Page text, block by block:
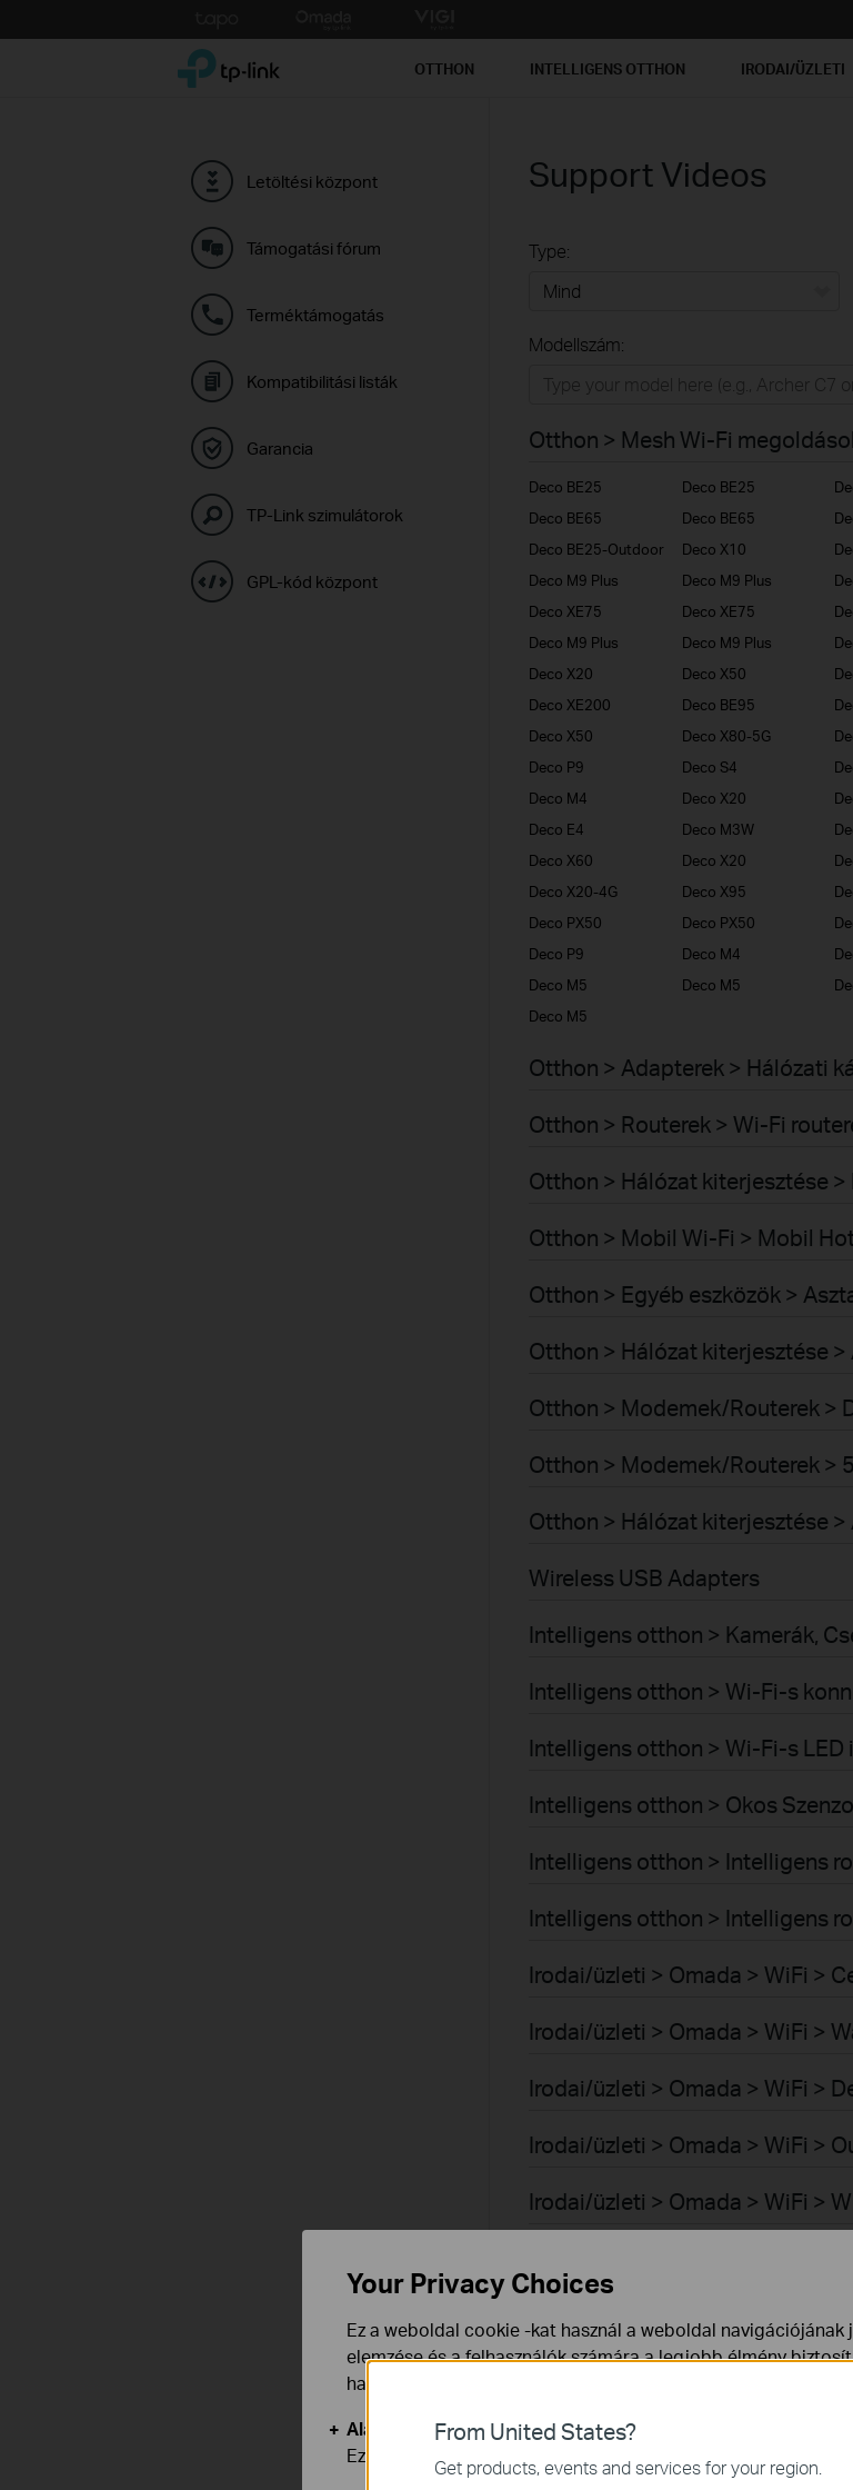
to
TP-Link, Reliably Smart OTTHON INTELLIGENS OTTHON IRODAI/ÜZLETI
Letöltési központ
Támogatási fórum
Terméktámogatás
Kompatibilitási listák
Garancia
TP-Link szimulátorok
GPL-kód központ
Support Videos
Type:
Irodai/üzleti
Szolgáltatóknak
Modellszám:
Otthon > Mesh Wi-Fi
Deco BE25 Deco BE25
Deco BE65
Deco BE65
Deco BE25-Outdoor
Deco X10
Deco M9 Plus
Deco M9 Plus
Deco XE75
Deco XE75
Deco M9 Plus
Deco M9 Plus
Deco X20
Deco X50
Deco XE200
Deco BE95
Deco X50
Deco X80-5G
Deco P9
Deco S4
Deco M4
Deco X20
Deco E4
Deco M3W
Deco X60
Deco X20
Deco X20-4G
Deco X95
Deco PX50
Deco PX50
Deco P9
Deco M4
Deco M5
Deco M5
Deco M5
Otthon > Adapterek > Hálózati
Otthon > Routerek > Wi-Fi
Otthon > Hálózat kiterjesztése
Otthon > Mobil Wi-Fi > Mobil
Otthon > Egyéb eszközök >
Otthon > Hálózat kiterjesztése
Otthon > Modemek/Routerek >
Otthon > Modemek/Routerek >
Otthon > Hálózat kiterjesztése
Wireless USB Adapters
Intelligens otthon > Kamerák,
Intelligens otthon > Wi-Fi-s
Intelligens otthon > Wi-Fi-s LED
Intelligens otthon > Okos
Intelligens otthon > Intelligens
Intelligens otthon > Intelligens
Irodai/üzleti > Omada > WiFi >
Irodai/üzleti > Omada > WiFi >
Irodai/üzleti > Omada > WiFi >
Irodai/üzleti > Omada > WiFi >
Irodai/üzleti > Omada > WiFi >
Irodai/üzleti > Omada > Switch-
Irodai/üzleti > Omada > Switch-
Irodai/üzleti > Omada > Switch-
From United States?
Get products, events and services for your region.
Your Privacy Choices
Ez a weboldal cookie -kat használ a weboldal navigációjának
elemzése és a felhasználók számára a legjobb élmény
használata ellen bármikor tiltakozhat. További információt az
Alap Cookie-k
Ezek a cookie -k a webhely működéséhez szükségesek, és